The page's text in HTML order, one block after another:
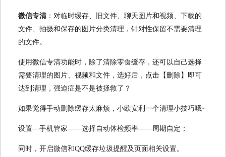
微信专清：对临时缓存、旧文件、聊天图片和视频、下载的
文件、拍摄和保存的图片分类清理，针对性保留不需要清理
的文件。
使用微信专清功能时，除了清除零食缓存，还可以自己选择
需要清理的图片、视频和文件，选好后，点击【删除】即可
达到清理，强迫症是不是被拯救了？
如果觉得手动删除缓存太麻烦，小欧安利一个清理小技巧哦~
设置—手机管家——选择自动体检频率——周期自定；
同时，开启微信和QQ缓存垃圾提醒及页面相关设置。